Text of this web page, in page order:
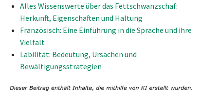
Alles Wissenswerte über das Fettschwanzschaf:
Herkunft, Eigenschaften und Haltung
Französisch: Eine Einführung in die Sprache und ihre
Vielfalt
Labilität: Bedeutung, Ursachen und
Bewältigungsstrategien